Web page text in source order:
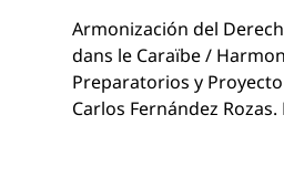
Armonización del
dans le Caraïbe /
Preparatorios y
Carlos Fernández